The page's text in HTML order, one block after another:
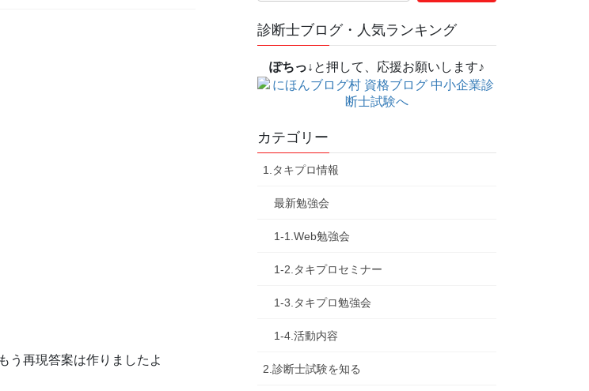
う再現答案は作りましたよ
診断士ブログ・人気ランキング
ぽちっ↓ と押して、応援お願いします♪
カテゴリー
1.タキプロ情報
最新勉強会
1-1.Web勉強会
1-2.タキプロセミナー
1-3.タキプロ勉強会
1-4.活動内容
2.診断士試験を知る